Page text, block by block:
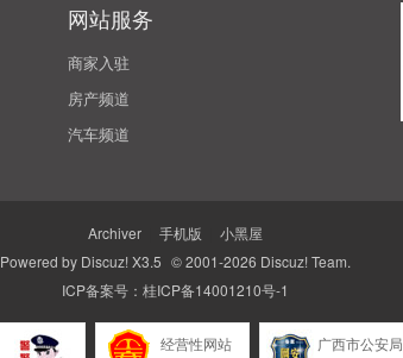
网站服务
商家入驻
房产频道
汽车频道
Archiver 手机版
小黑屋
Powered by Discuz! X3.5 © 2001-2026 Discuz! Team.
ICP备案号： 桂ICP备14001210号-1
经营性网站 广西市公安局